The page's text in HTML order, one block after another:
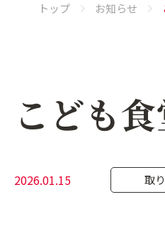
トップ お知らせ
こども
2026.01.15 取